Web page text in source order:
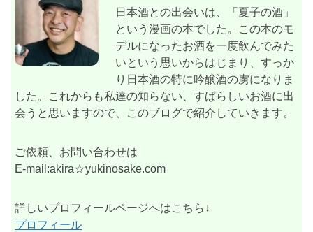
日本酒との出会いは、「夏子の酒」
という漫画の本でした。この本のモ
デルになったお酒を一度飲んでみた
いという思いからはじまり、すっか
り日本酒の特に吟醸酒の虜になりま
した。これからも私達の知らない、すばらしいお酒に出
会うと思いますので、このブログで紹介していきます。
ご依頼、お問い合わせは
E-mail:akira☆yukinosake.com
詳しいプロフィールページへはこちら↓
プロフィール